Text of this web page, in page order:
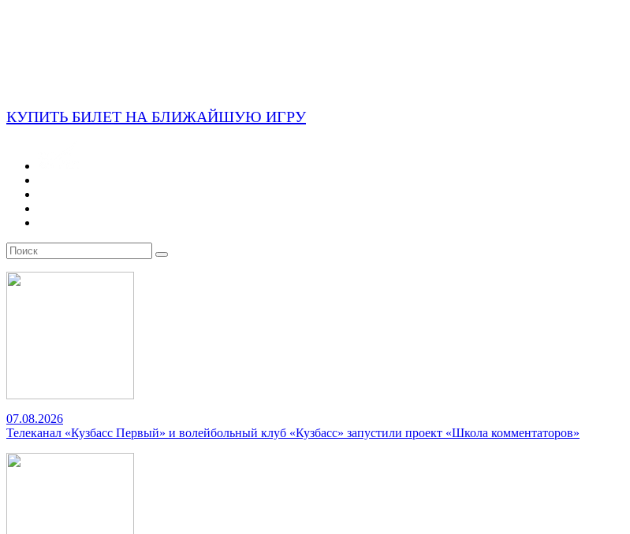
КУПИТЬ БИЛЕТ НА БЛИЖАЙШУЮ ИГРУ
07.08.2026
Телеканал «Кузбасс Первый» и волейбольный клуб «Кузбасс» запустили проект «Школа комментаторов»